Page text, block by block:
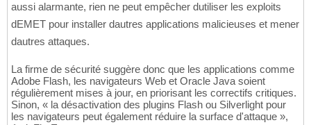
aussi alarmante, rien ne peut empêcher dutiliser les exploits
dEMET pour installer dautres applications malicieuses et mener
dautres attaques.
La firme de sécurité suggère donc que les applications comme
Adobe Flash, les navigateurs Web et Oracle Java soient
régulièrement mises à jour, en priorisant les correctifs critiques.
Sinon, « la désactivation des plugins Flash ou Silverlight pour
les navigateurs peut également réduire la surface d'attaque »,